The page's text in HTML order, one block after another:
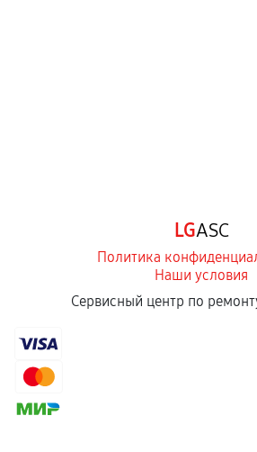
отдельных условиях.
Если комплектующие
сохраняться полностью или
соблюдены следующие условия:
LGASC
Политика
Наши условия
Сервисный центр по